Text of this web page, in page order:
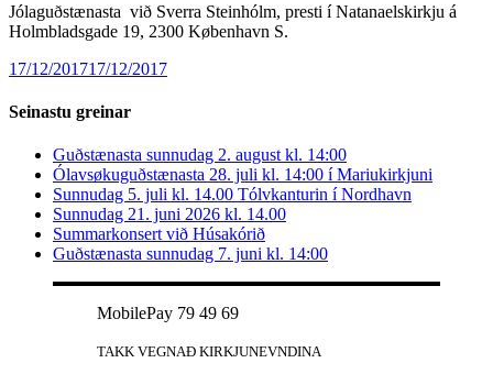
Jólaguðstænasta við Sverra Steinhólm, presti í Natanaelskirkju á
Holmbladsgade 19, 2300 København S.
17/12/201717/12/2017
Seinastu greinar
Guðstænasta sunnudag 2. august kl. 14:00
Ólavsøkuguðstænasta 28. juli kl. 14:00 í Mariukirkjuni
Sunnudag 5. juli kl. 14.00 Tólvkanturin í Nordhavn
Sunnudag 21. juni 2026 kl. 14.00
Summarkonsert við Húsakórið
Guðstænasta sunnudag 7. juni kl. 14:00
MobilePay 79 49 69
TAKK VEGNAÐ KIRKJUNEVNDINA